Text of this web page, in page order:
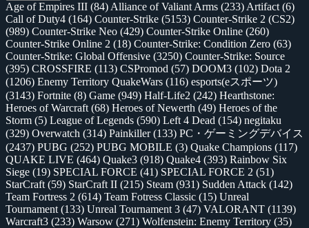
Age of Empires III (84) Alliance of Valiant Arms (233) Artifact (6)
Call of Duty4 (164) Counter-Strike (5153) Counter-Strike 2 (CS2)
(989) Counter-Strike Neo (429) Counter-Strike Online (260)
Counter-Strike Online 2 (18) Counter-Strike: Condition Zero (63)
Counter-Strike: Global Offensive (3250) Counter-Strike: Source
(395) CROSSFIRE (113) CSPromod (57) DOOM3 (102) Dota 2
(1206) Enemy Territory QuakeWars (116) esports(eスポーツ)
(3143) Fortnite (8) Game (949) Half-Life2 (242) Hearthstone:
Heroes of Warcraft (68) Heroes of Newerth (49) Heroes of the
Storm (5) League of Legends (590) Left 4 Dead (154) negitaku
(329) Overwatch (314) Painkiller(133) PC・ゲーミングデバイス
(2437) PUBG (252) PUBG MOBILE (3) Quake Champions (117)
QUAKE LIVE (464) Quake3 (918) Quake4 (393) Rainbow Six
Siege (19) SPECIAL FORCE (41) SPECIAL FORCE 2 (51)
StarCraft (59) StarCraft II (215) Steam (931) Sudden Attack (142)
Team Fortress 2 (614) Team Fotress Classic (15) Unreal
Tournament (133) Unreal Tournament 3 (47) VALORANT (1139)
Warcraft3 (233) Warsow (271) Wolfenstein: Enemy Territory (35)